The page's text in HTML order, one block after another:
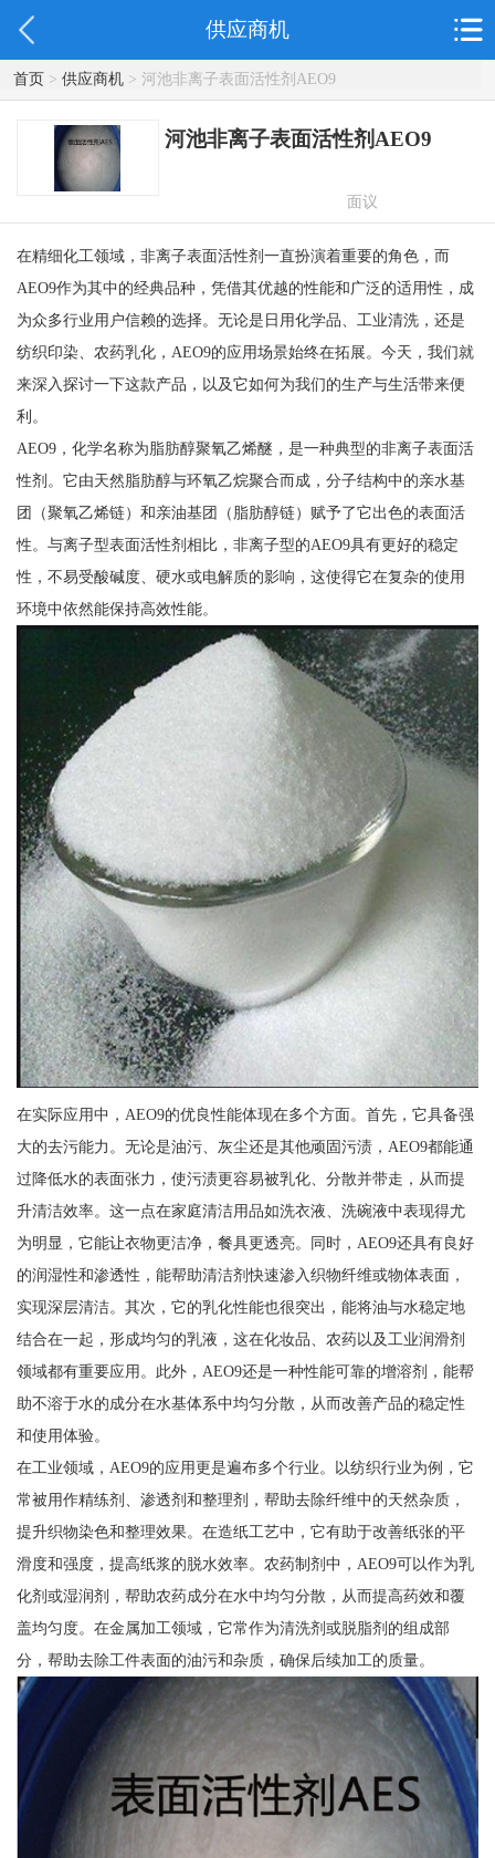
供应商机
首页> 供应商机> 河池非离子表面活性剂AEO9
河池非离子表面活性剂AEO9
面议
在精细化工领域，非离子表面活性剂一直扮演着重要的角色，而
AEO9作为其中的经典品种，凭借其优越的性能和广泛的适用性，成
为众多行业用户信赖的选择。无论是日用化学品、工业清洗，还是
纺织印染、农药乳化，AEO9的应用场景始终在拓展。今天，我们就
来深入探讨一下这款产品，以及它如何为我们的生产与生活带来便
利。
AEO9，化学名称为脂肪醇聚氧乙烯醚，是一种典型的非离子表面活
性剂。它由天然脂肪醇与环氧乙烷聚合而成，分子结构中的亲水基
团（聚氧乙烯链）和亲油基团（脂肪醇链）赋予了它出色的表面活
性。与离子型表面活性剂相比，非离子型的AEO9具有更好的稳定
性，不易受酸碱度、硬水或电解质的影响，这使得它在复杂的使用
环境中依然能保持高效性能。
在实际应用中，AEO9的优良性能体现在多个方面。首先，它具备强
大的去污能力。无论是油污、灰尘还是其他顽固污渍，AEO9都能通
过降低水的表面张力，使污渍更容易被乳化、分散并带走，从而提
升清洁效率。这一点在家庭清洁用品如洗衣液、洗碗液中表现得尤
为明显，它能让衣物更洁净，餐具更透亮。同时，AEO9还具有良好
的润湿性和渗透性，能帮助清洁剂快速渗入织物纤维或物体表面，
实现深层清洁。其次，它的乳化性能也很突出，能将油与水稳定地
结合在一起，形成均匀的乳液，这在化妆品、农药以及工业润滑剂
领域都有重要应用。此外，AEO9还是一种性能可靠的增溶剂，能帮
助不溶于水的成分在水基体系中均匀分散，从而改善产品的稳定性
和使用体验。
在工业领域，AEO9的应用更是遍布多个行业。以纺织行业为例，它
常被用作精练剂、渗透剂和整理剂，帮助去除纤维中的天然杂质，
提升织物染色和整理效果。在造纸工艺中，它有助于改善纸张的平
滑度和强度，提高纸浆的脱水效率。农药制剂中，AEO9可以作为乳
化剂或湿润剂，帮助农药成分在水中均匀分散，从而提高药效和覆
盖均匀度。在金属加工领域，它常作为清洗剂或脱脂剂的组成部
分，帮助去除工件表面的油污和杂质，确保后续加工的质量。